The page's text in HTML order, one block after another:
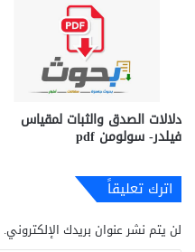
دلالات الصدق والثبات لمقياس
فيلدر- سولومن pdf
اترك تعليقاً
لن يتم نشر عنوان بريدك الإلكتروني.